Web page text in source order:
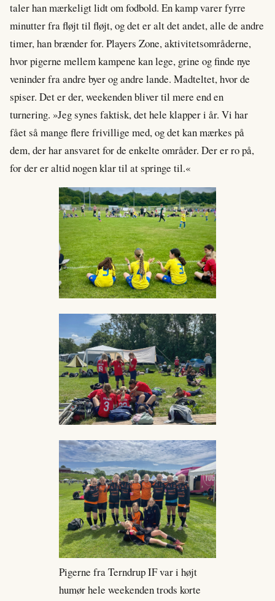
taler han mærkeligt lidt om fodbold. En kamp varer fyrre
minutter fra fløjt til fløjt, og det er alt det andet, alle de andre
timer, han brænder for. Players Zone, aktivitetsområderne,
hvor pigerne mellem kampene kan lege, grine og finde nye
veninder fra andre byer og andre lande. Madteltet, hvor de
spiser. Det er der, weekenden bliver til mere end en
turnering. »Jeg synes faktisk, det hele klapper i år. Vi har
fået så mange flere frivillige med, og det kan mærkes på
dem, der har ansvaret for de enkelte områder. Der er ro på,
for der er altid nogen klar til at springe til.«
Pigerne fra Terndrup IF var i højt
humør hele weekenden trods korte